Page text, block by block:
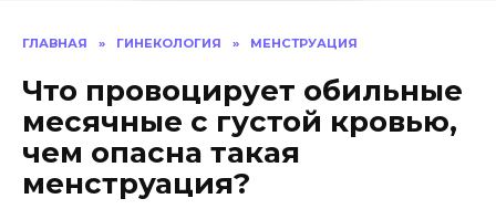
ГЛАВНАЯ » ГИНЕКОЛОГИЯ » МЕНСТРУАЦИЯ
Что провоцирует обильные
месячные с густой кровью,
чем опасна такая
менструация?